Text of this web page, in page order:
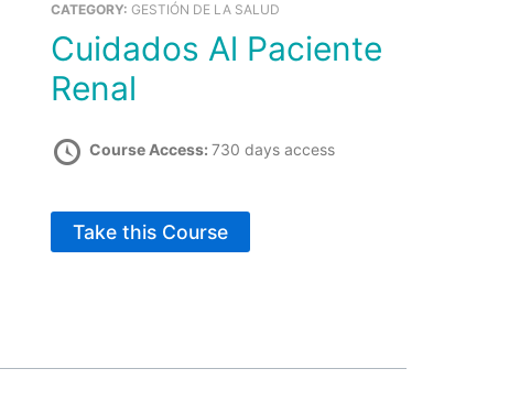
CATEGORY: GESTIÓN DE LA SALUD
Cuidados Al Paciente
Renal
Course Access: 730 days access
Take this Course